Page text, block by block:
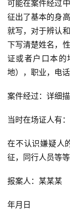
可能在案件经过
征出了基本的身
就写，对于辨认
下写清楚姓名，
证或者户口本的
地），职业，电话
案件经过：详细
当时在场证人有
在不认识嫌疑人
征，同行人员等等
报案人：某某某
年月日